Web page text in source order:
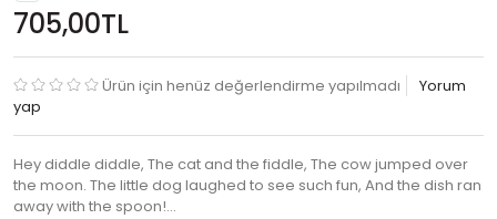
705,00TL
Ürün için henüz değerlendirme yapılmadı
Yorum
yap
Hey diddle diddle, The cat and the fiddle, The cow jumped over
the moon. The little dog laughed to see such fun, And the dish ran
away with the spoon!…